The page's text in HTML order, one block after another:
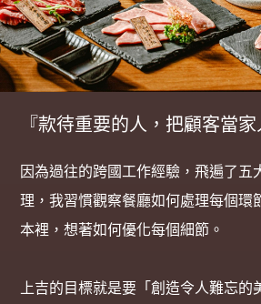
『款待重要的人，把顧客當家
因為過往的跨國工作經驗，飛遍了五
理，我習慣觀察餐廳如何處理每個環
本裡，想著如何優化每個細節。
上吉的目標就是要「創造令人難忘的